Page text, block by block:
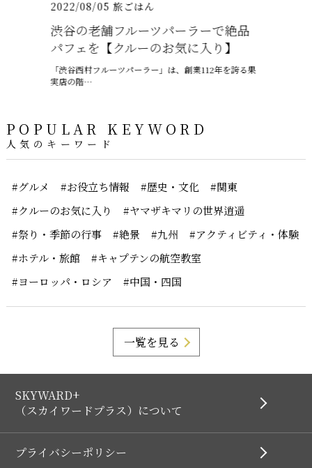
2022/08/05 旅ごはん
渋谷の老舗フルーツパーラーで絶品
パフェを【クルーのお気に入り】
「渋谷西村フルーツパーラー」は、創業112年を誇る果
実店の階…
POPULAR KEYWORD
人気のキーワード
#グルメ #お役立ち情報 #歴史・文化
#関東
#クルーのお気に入り
#ヤマザキマリの世界逍遥
#祭り・季節の行事
#絶景 #九州
#アクティビティ・体験
#ホテル・旅館
#キャプテンの航空教室
#ヨーロッパ・ロシア
#中国・四国
一覧を見る
SKYWARD+
（スカイワードプラス）について
プライバシーポリシー